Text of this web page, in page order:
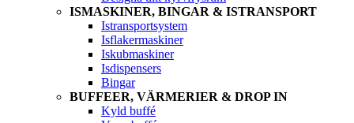
ISMASKINER, BINGAR & ISTRANSPORT
Istransportsystem
Isflakermaskiner
Iskubmaskiner
Isdispensers
Bingar
BUFFEER, VÄRMERIER & DROP IN
Kyld buffé